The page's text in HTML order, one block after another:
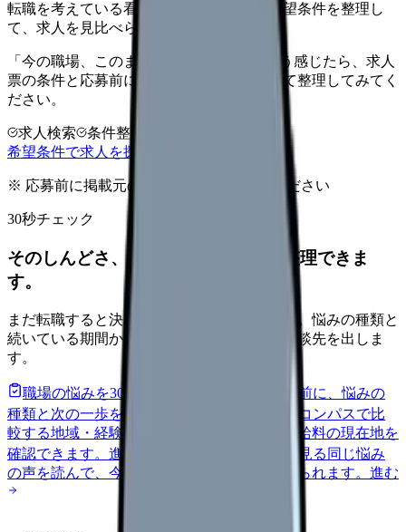
転職を考えている看護師さんへ。まずは希望条件を整理し
て、求人を見比べられます。
「今の職場、このままでいいのかな...」そう感じたら、求人
票の条件と応募前に確認したい不安を分けて整理してみてく
ださい。
求人検索 条件整理
希望条件で求人を探す
※ 応募前に掲載元の最新情報を確認してください
30秒チェック
そのしんどさ、転職すべきサインか整理できま
す。
まだ転職すると決めていなくても大丈夫です。悩みの種類と
続いている期間から、次に見るべき記事と相談先を出しま
す。
職場の悩みを30秒で診断
辞めるべきか迷う前に、悩みの
種類と次の一歩を整理します。
給料コンパスで比
較する地域・経験年数・施設形態から、今の給料の現在地を
確認できます。 進む 匿名掲示板で本音を見る 同じ悩み
の声を読んで、今の職場だけの問題か確かめられます。 進む